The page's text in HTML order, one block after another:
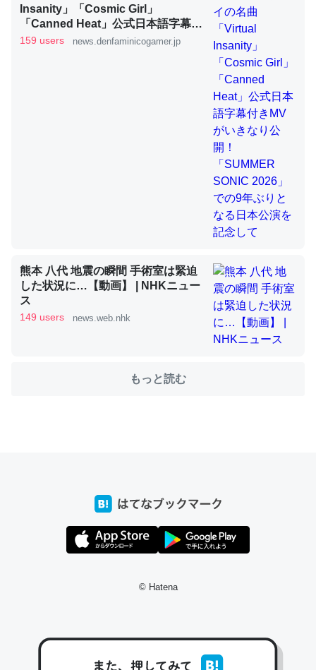
これを元に考えるとカルシウムを大量に使う脊椎動物と貝
類は苦労してるんだな…。腹足類だと殻を無くしてナメク
─ニュース :: 【研究発表】昆虫学の大問題＝「昆虫はなぜ海にいな
ウチもEchoを実家に置いて４年。でたまに覗いてる。ぼ
位置情報を共有してる。電池残量や充電中かが分かるので
これ見て生きてるなって分かる。
─たまにLINEするくらいだった遠方の父67歳と僕。ITツール導入で
コミュニケーションが劇的に変化した｜tayorini by LIFULL介護
コミュニケーションが劇的に変化した｜tayorini by LIFULL介護
私も3年前ぐらいに祖母の家に設置した。ポケットWifiみ
https://toyoshi.hatenablog.com/entry/2019/05/15/1805
Insanity」「Cosmic Girl」
「Canned Heat」公式日本語字幕付
きMVがいきなり公開！「SUMMER
159 users news.denfaminicogamer.jp
熊本 八代 地震の瞬間 手術室は緊迫
した状況に…【動画】 | NHKニュー
ス
149 users news.web.nhk
もっと読む
© Hatena